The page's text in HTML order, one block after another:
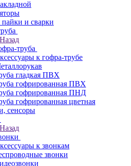
пайки и сварки
Назад
труба
к гофра-трубе
гладкая ПВХ
гофрированная ПВХ
гофрированная ПНД
гофрированная цветная
сенсоры
Назад
к звонкам
звонки